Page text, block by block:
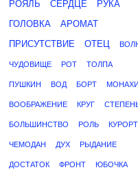
РОЯЛЬ
СЕРДЦЕ
РУКА
ГОЛОВКА
АРОМАТ
ПРИСУТСТВИЕ
ОТЕЦ
ЧУДОВИЩЕ РОТ ТОЛПА
ПУШКИН ВОД БОРТ
ВООБРАЖЕНИЕ КРУГ
БОЛЬШИНСТВО РОЛЬ КУРОРТ
ЧЕМОДАН ДУХ РЫДАНИЕ
ДОСТАТОК ФРОНТ ЮБОЧКА